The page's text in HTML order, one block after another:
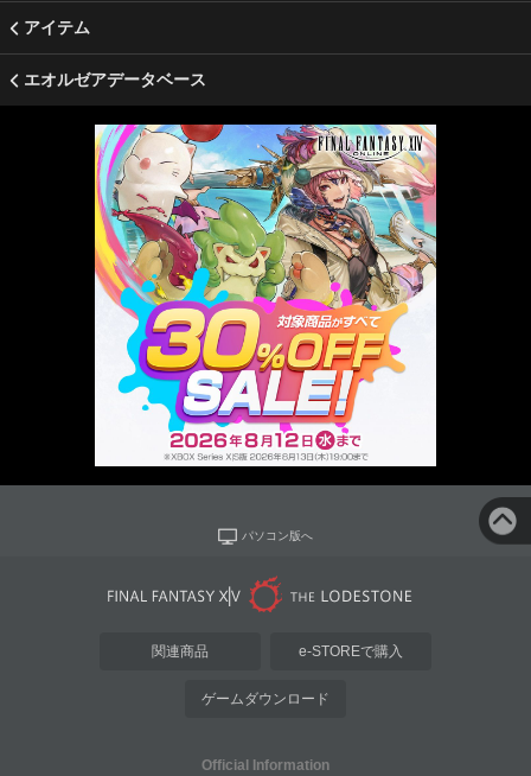
アイテム
エオルゼアデータベース
パソコン版へ
関連商品 e-STOREで購入
ゲームダウンロード
Official Information